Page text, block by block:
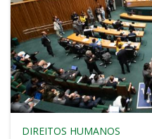
DIREITOS HUMANOS